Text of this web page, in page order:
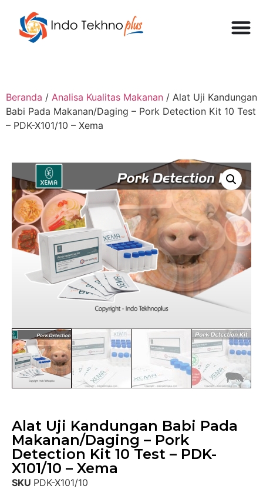
Beranda / Analisa Kualitas Makanan / Alat Uji Kandungan
Babi Pada Makanan/Daging – Pork Detection Kit 10 Test
– PDK-X101/10 – Xema
Alat Uji Kandungan Babi Pada
Makanan/Daging – Pork
Detection Kit 10 Test – PDK-
X101/10 – Xema
SKU PDK-X101/10